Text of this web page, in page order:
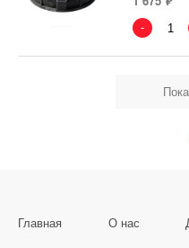
-
Главная О нас